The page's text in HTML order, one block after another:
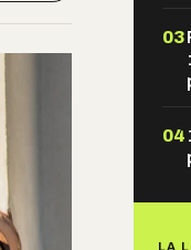
03
04
LA